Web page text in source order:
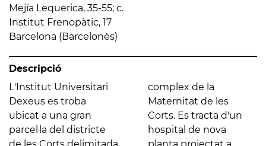
Mejía Lequerica, 35-55; c.
Institut Frenopàtic, 17
Barcelona (Barcelonès)
Descripció
L'Institut Universitari
Dexeus es troba
ubicat a una gran
parcel·la del districte
complex de la
Maternitat de les
Corts. Es tracta d'un
hospital de nova